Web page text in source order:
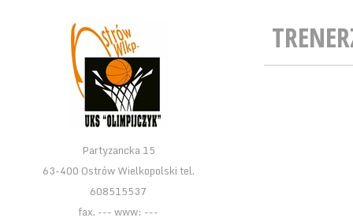
Partyzancka 15
63-400 Ostrów Wielkopolski tel.
608515537
fax. --- www: ---